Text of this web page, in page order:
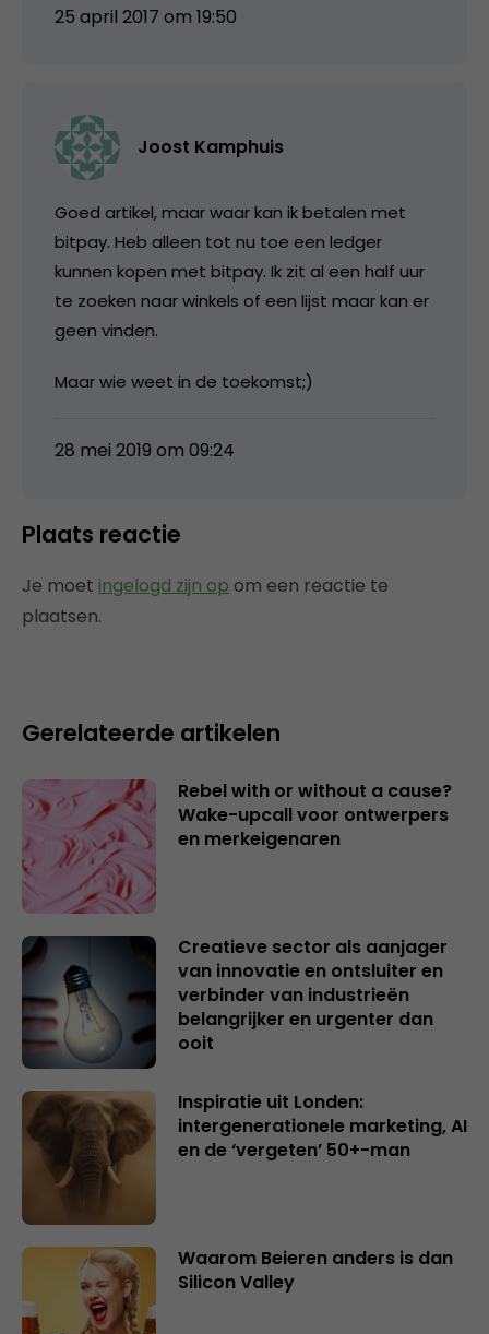
25 april 2017 om 19:50
Joost Kamphuis
Goed artikel, maar waar kan ik betalen met
bitpay. Heb alleen tot nu toe een ledger
kunnen kopen met bitpay. Ik zit al een half uur
te zoeken naar winkels of een lijst maar kan er
geen vinden.
Maar wie weet in de toekomst;)
28 mei 2019 om 09:24
Plaats reactie
Je moet ingelogd zijn op om een reactie te
plaatsen.
Gerelateerde artikelen
Rebel with or without a cause?
Wake-upcall voor ontwerpers
en merkeigenaren
Creatieve sector als aanjager
van innovatie en ontsluiter en
verbinder van industrieën
belangrijker en urgenter dan
ooit
Inspiratie uit Londen:
intergenerationele marketing, AI
en de ‘vergeten’ 50+-man
Waarom Beieren anders is dan
Silicon Valley